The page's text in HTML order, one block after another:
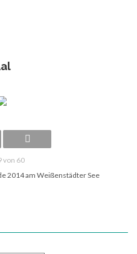
von 60
2014 am Weißenstädter See